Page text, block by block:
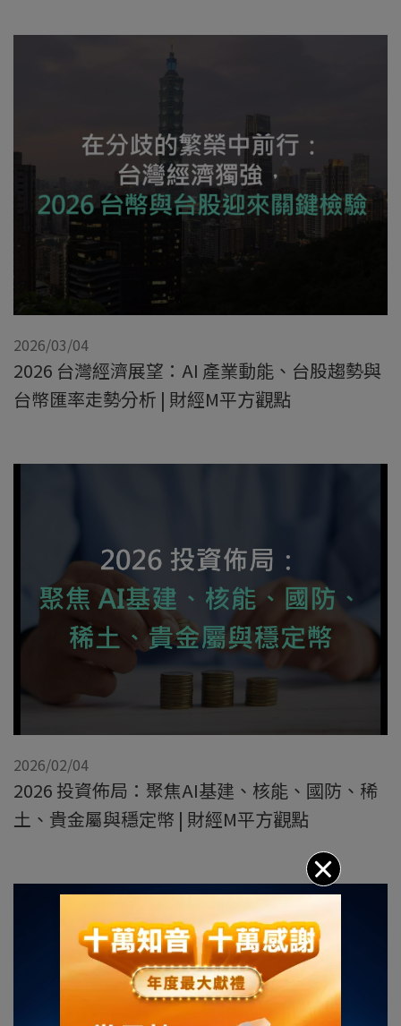
2026/03/04
2026 台灣經濟展望：AI 產業動能、台股趨勢與
台幣匯率走勢分析 | 財經M平方觀點
2026/02/04
2026 投資佈局：聚焦AI基建、核能、國防、稀
土、貴金屬與穩定幣 | 財經M平方觀點